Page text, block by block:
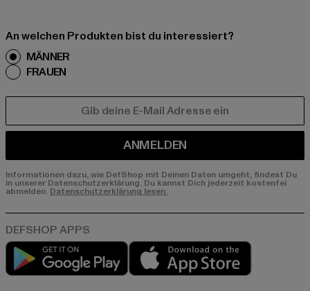
An welchen Produkten bist du interessiert?
MÄNNER
FRAUEN
ANMELDEN
Informationen dazu, wie DefShop mit Deinen Daten umgeht, findest Du
in unserer Datenschutzerklärung. Du kannst Dich jederzeit kostenfei
abmelden. Datenschutzerklärung lesen.
Play market